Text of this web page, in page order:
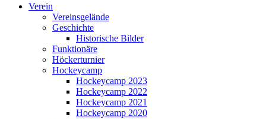
Verein
Vereinsgelände
Geschichte
Historische Bilder
Funktionäre
Höckerturnier
Hockeycamp
Hockeycamp 2023
Hockeycamp 2022
Hockeycamp 2021
Hockeycamp 2020